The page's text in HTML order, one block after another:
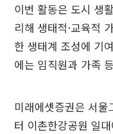
이번 활동은 도시 생
리해 생태적·교육적
한 생태계 조성에 기
에는 임직원과 가족
미래에셋증권은 서
터 이촌한강공원 일